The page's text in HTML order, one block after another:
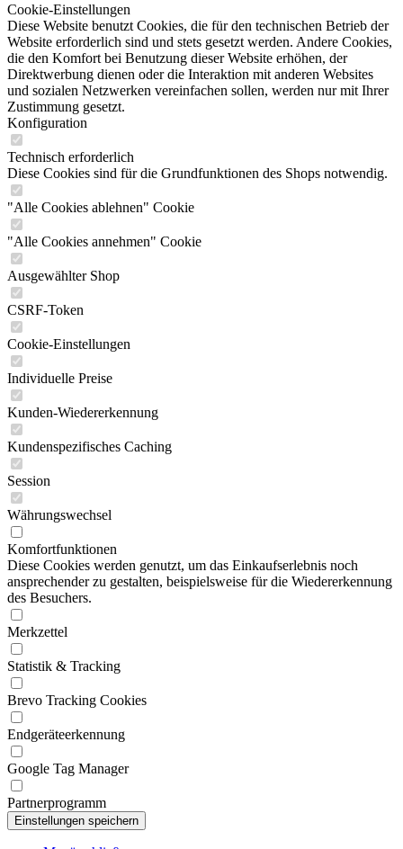
Cookie-Einstellungen
Diese Website benutzt Cookies, die für den technischen Betrieb der
Website erforderlich sind und stets gesetzt werden. Andere Cookies,
die den Komfort bei Benutzung dieser Website erhöhen, der
Direktwerbung dienen oder die Interaktion mit anderen Websites
und sozialen Netzwerken vereinfachen sollen, werden nur mit Ihrer
Zustimmung gesetzt.
Konfiguration
Technisch erforderlich
Diese Cookies sind für die Grundfunktionen des Shops notwendig.
"Alle Cookies ablehnen" Cookie
"Alle Cookies annehmen" Cookie
Ausgewählter Shop
CSRF-Token
Cookie-Einstellungen
Individuelle Preise
Kunden-Wiedererkennung
Kundenspezifisches Caching
Session
Währungswechsel
Komfortfunktionen
Diese Cookies werden genutzt, um das Einkaufserlebnis noch
ansprechender zu gestalten, beispielsweise für die Wiedererkennung
des Besuchers.
Merkzettel
Statistik & Tracking
Brevo Tracking Cookies
Endgeräteerkennung
Google Tag Manager
Partnerprogramm